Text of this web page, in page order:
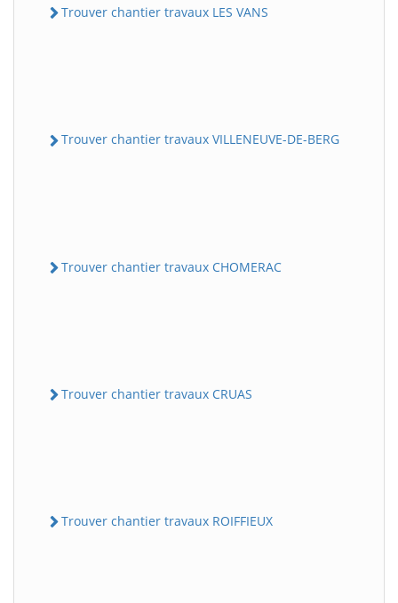
Trouver chantier travaux LES VANS
Trouver chantier travaux VILLENEUVE-DE-BERG
Trouver chantier travaux CHOMERAC
Trouver chantier travaux CRUAS
Trouver chantier travaux ROIFFIEUX